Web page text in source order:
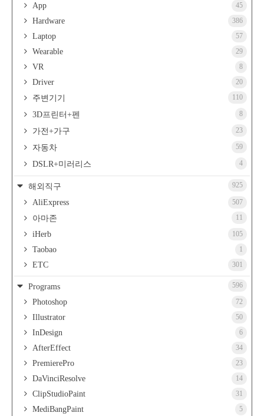
App 45
Hardware 386
Laptop 57
Wearable 29
VR 8
Driver 20
주변기기 110
3D프린터+펜 8
가전+가구 23
자동차 59
DSLR+미러리스 4
해외직구 925
AliExpress 507
아마존 11
iHerb 105
Taobao 1
ETC 301
Programs 596
Photoshop 72
Illustrator 50
InDesign 6
AfterEffect 34
PremierePro 23
DaVinciResolve 14
ClipStudioPaint 31
MediBangPaint 5